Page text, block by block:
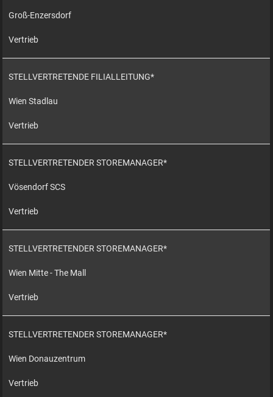
Groß-Enzersdorf
Vertrieb
STELLVERTRETENDE FILIALLEITUNG*
Wien Stadlau
Vertrieb
STELLVERTRETENDER STOREMANAGER*
Vösendorf SCS
Vertrieb
STELLVERTRETENDER STOREMANAGER*
Wien Mitte - The Mall
Vertrieb
STELLVERTRETENDER STOREMANAGER*
Wien Donauzentrum
Vertrieb